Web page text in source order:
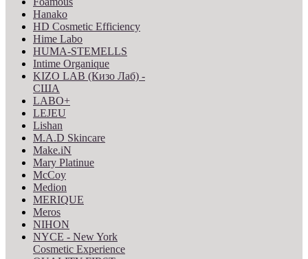
Hanako
HD Cosmetic Efficiency
Hime Labo
HUMA-STEMELLS
Intime Organique
KIZO LAB (Кизо Лаб) -
США
LABO+
LEJEU
Lishan
M.A.D Skincare
Make.iN
Mary Platinue
McCoy
Medion
MERIQUE
Meros
NIHON
NYCE - New York
Cosmetic Experience